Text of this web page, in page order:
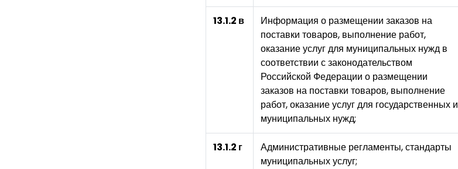
13.1.2 в
Информация о размещении заказов на
поставки товаров, выполнение работ,
оказание услуг для муниципальных нужд в
соответствии с законодательством
Российской Федерации о размещении
заказов на поставки товаров, выполнение
работ, оказание услуг для государственных и
муниципальных нужд;
13.1.2 г
Административные регламенты, стандарты
муниципальных услуг;